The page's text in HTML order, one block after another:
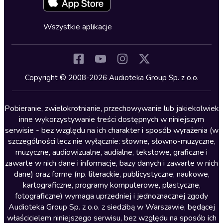
Kryminały
Lektury szkolne
Literatura anglojęzyczna
Literatura faktu
Literatura obyczajowa
Literatura piękna obca
Literatura piękna polska
Nagrania relaksacyjne
Nauka języków
Cykle audiobooków
Wszystkie aplikacje
Copyright © 2008-2026 Audioteka Group Sp. z o.o.
Pobieranie, zwielokrotnianie, przechowywanie lub jakiekolwiek
inne wykorzystywanie treści dostępnych w niniejszym
serwisie - bez względu na ich charakter i sposób wyrażenia (w
szczególności lecz nie wyłącznie: słowne, słowno-muzyczne,
muzyczne, audiowizualne, audialne, tekstowe, graficzne i
zawarte w nich dane i informacje, bazy danych i zawarte w nich
dane) oraz formę (np. literackie, publicystyczne, naukowe,
kartograficzne, programy komputerowe, plastyczne,
fotograficzne) wymaga uprzedniej i jednoznacznej zgody
Audioteka Group Sp. z o.o. z siedzibą w Warszawie, będącej
właścicielem niniejszego serwisu, bez względu na sposób ich